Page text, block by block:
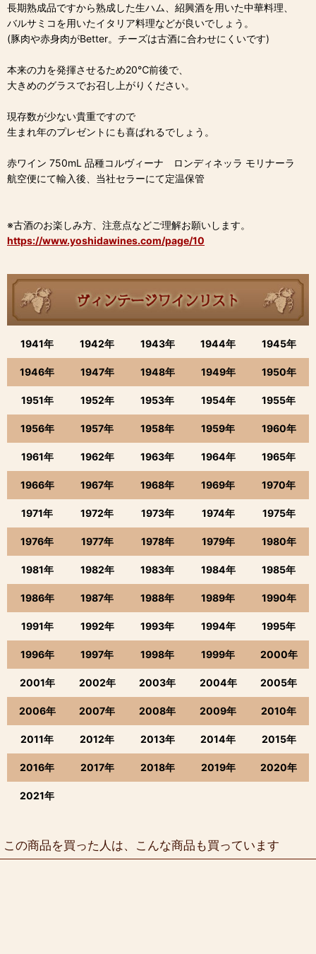
長期熟成品ですから熟成した生ハム、紹興酒を用いた中華料理、
バルサミコを用いたイタリア料理などが良いでしょう。
(豚肉や赤身肉がBetter。チーズは古酒に合わせにくいです)
本来の力を発揮させるため20℃前後で、
大きめのグラスでお召し上がりください。
現存数が少ない貴重ですので
生まれ年のプレゼントにも喜ばれるでしょう。
赤ワイン 750mL 品種コルヴィーナ ロンディネッラ モリナーラ
航空便にて輸入後、当社セラーにて定温保管
※古酒のお楽しみ方、注意点などご理解お願いします。
https://www.yoshidawines.com/page/10
1941年 1942年 1943年 1944年 1945年
1946年 1947年 1948年 1949年 1950年
1951年 1952年 1953年 1954年 1955年
1956年 1957年 1958年 1959年 1960年
1961年 1962年 1963年 1964年 1965年
1966年 1967年 1968年 1969年 1970年
1971年 1972年 1973年 1974年 1975年
1976年 1977年 1978年 1979年 1980年
1981年 1982年 1983年 1984年 1985年
1986年 1987年 1988年 1989年 1990年
1991年 1992年 1993年 1994年 1995年
1996年 1997年 1998年 1999年 2000年
2001年 2002年 2003年 2004年 2005年
2006年 2007年 2008年 2009年 2010年
2011年 2012年 2013年 2014年 2015年
2016年 2017年 2018年 2019年 2020年
2021年
この商品を買った人は、こんな商品も買っています